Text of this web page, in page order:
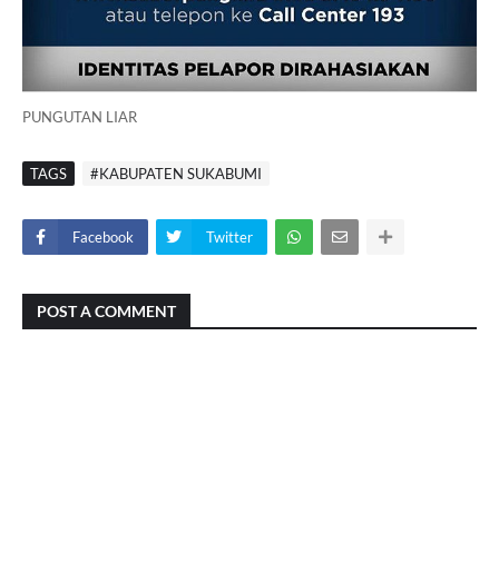
PUNGUTAN LIAR
TAGS #KABUPATEN SUKABUMI
Facebook Twitter
POST A COMMENT